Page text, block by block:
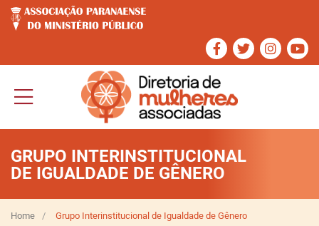
GRUPO INTERINSTITUCIONAL
DE IGUALDADE DE GÊNERO
Home Grupo Interinstitucional de Igualdade de Gênero